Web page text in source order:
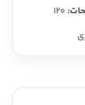
120